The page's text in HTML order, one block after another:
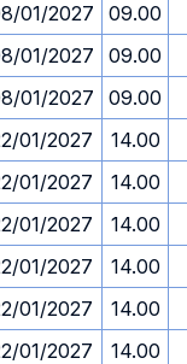
01/2027 09.00
01/2027 09.00
01/2027 09.00
01/2027 14.00
01/2027 14.00
01/2027 14.00
01/2027 14.00
01/2027 14.00
01/2027 14.00